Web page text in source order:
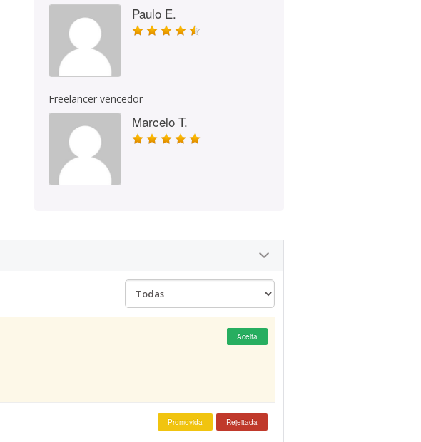
Paulo E.
Freelancer vencedor
Marcelo T.
Aceita
Promovida Rejeitada